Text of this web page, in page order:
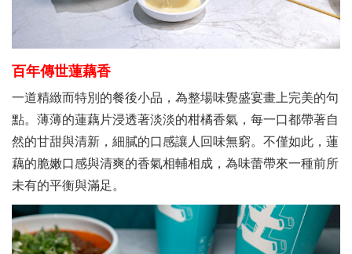
百年傳世蓮藕香
一道精緻而特別的餐後小品，為整場味覺盛宴畫上完美的句
點。薄薄的蓮藕片浸透著淡淡的柑橘香氣，每一口都帶著自
然的甘甜與清新，細膩的口感讓人回味無窮。不僅如此，蓮
藕的脆嫩口感與清爽的香氣相輔相成，為味蕾帶來一種前所
未有的平衡與滿足。